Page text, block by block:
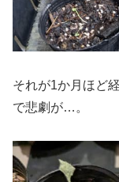
それが1か月ほど
で悲劇が…。